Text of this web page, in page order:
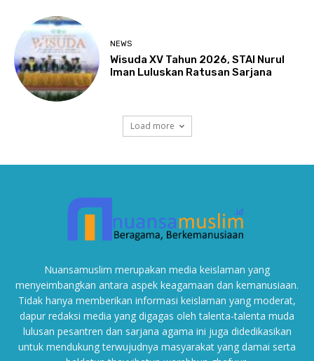
NEWS
Wisuda XV Tahun 2026, STAI Nurul
Iman Luluskan Ratusan Sarjana
Load more
Nuansamuslim merupakan media keislaman yang
menyeimbangkan antara aspek keagamaan dan kemanusiaan.
Tidak hanya memberikan informasi keislaman yang moderat,
dapur redaksi media yang digagas oleh talenta-talenta muda
lulusan pesantren dan sarjana agama ini juga didedikasikan
untuk mendukung terwujudnya masyarakat yang damai serta